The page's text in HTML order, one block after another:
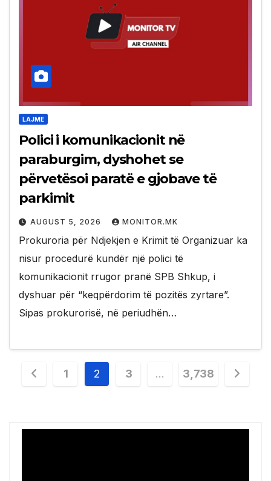
LAJME
Polici i komunikacionit në
paraburgim, dyshohet se
përvetësoi paratë e gjobave të
parkimit
AUGUST 5, 2026 MONITOR.MK
Prokuroria për Ndjekjen e Krimit të Organizuar ka
nisur procedurë kundër një polici të
komunikacionit rrugor pranë SPB Shkup, i
dyshuar për “keqpërdorim të pozitës zyrtare”.
Sipas prokurorisë, në periudhën…
Posts
1 2 3 … 3,738